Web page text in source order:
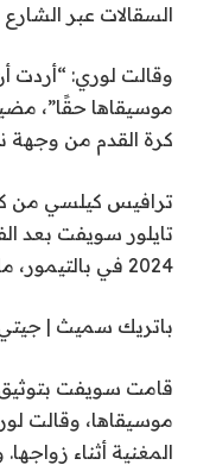
السقالات عبر
وقالت لوري: “أردت
موسيقاها حقًا”،
كرة القدم من وجهة
ترافيس كيلسي من
2024 في بالتيمور، ماريلاند.
باتريك سميث |
قامت سويفت بتوثيق
موسيقاها، وقالت
المغنية أثناء